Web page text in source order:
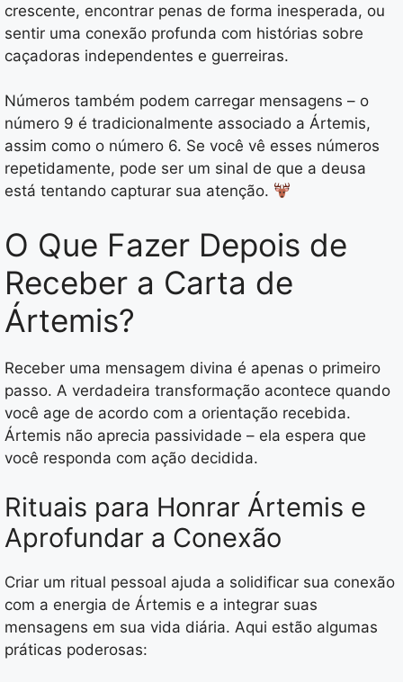
crescente, encontrar penas de forma inesperada, ou
sentir uma conexão profunda com histórias sobre
caçadoras independentes e guerreiras.
Números também podem carregar mensagens – o
número 9 é tradicionalmente associado a Ártemis,
assim como o número 6. Se você vê esses números
repetidamente, pode ser um sinal de que a deusa
está tentando capturar sua atenção.
O Que Fazer Depois de
Receber a Carta de
Ártemis?
Receber uma mensagem divina é apenas o primeiro
passo. A verdadeira transformação acontece quando
você age de acordo com a orientação recebida.
Ártemis não aprecia passividade – ela espera que
você responda com ação decidida.
Rituais para Honrar Ártemis e
Aprofundar a Conexão
Criar um ritual pessoal ajuda a solidificar sua conexão
com a energia de Ártemis e a integrar suas
mensagens em sua vida diária. Aqui estão algumas
práticas poderosas: